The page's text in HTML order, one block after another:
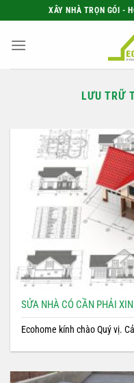
qua
nội
XÂY NHÀ TRỌN GÓI -
LƯU TRỮ
SỬA NHÀ CÓ CẦN PHẢI
Ecohome kính chào Quý vị.